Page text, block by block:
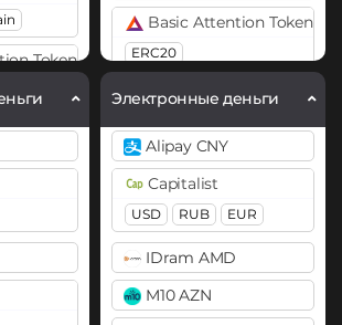
Token (BAT)
(BNB)
Lightning
(BCH)
Basic Attention Token
ERC20
Binance Coin (BNB)
BEP20 BEP2
Bitcoin (BTC)
BTC BEP20
ARB
AVAXC
Bitcoin Cash (BCH)
Bitcoin SV (BSV)
Электронные деньги
Alipay CNY
Capitalist
USD RUB EUR
IDram AMD
M10 AZN